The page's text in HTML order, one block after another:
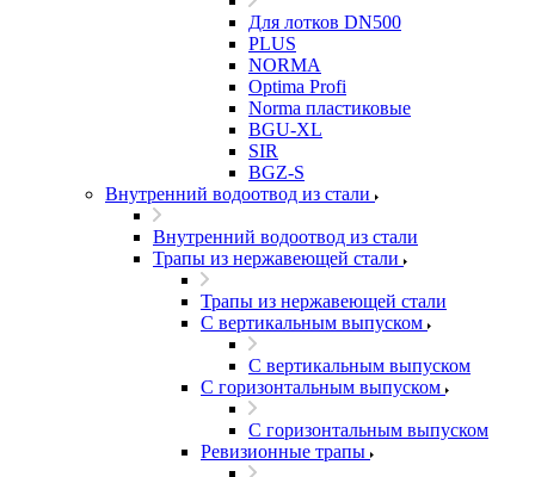
Для лотков DN500
PLUS
NORMA
Optima Profi
Norma пластиковые
BGU-XL
SIR
BGZ-S
Внутренний водоотвод из стали
Внутренний водоотвод из стали
Трапы из нержавеющей стали
Трапы из нержавеющей стали
С вертикальным выпуском
С вертикальным выпуском
С горизонтальным выпуском
С горизонтальным выпуском
Ревизионные трапы